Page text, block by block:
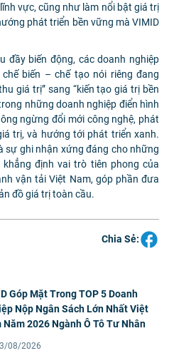
vực, cũng như làm nổi bật giá trị
phát triển bền vững mà VIMID
đầy biến động, các doanh nghiệp
biến – chế tạo nói riêng đang
giá trị” sang “kiến tạo giá trị bền
những doanh nghiệp điển hình
ngừng đổi mới công nghệ, phát
trị, và hướng tới phát triển xanh.
sự ghi nhận xứng đáng cho những
định vai trò tiên phong của
vận tải Việt Nam, góp phần đưa
đồ giá trị toàn cầu.
Chia Sẻ:
Góp Mặt Trong TOP 5 Doanh
Nộp Ngân Sách Lớn Nhất Việt
Năm 2026 Ngành Ô Tô Tư Nhân
08/2026